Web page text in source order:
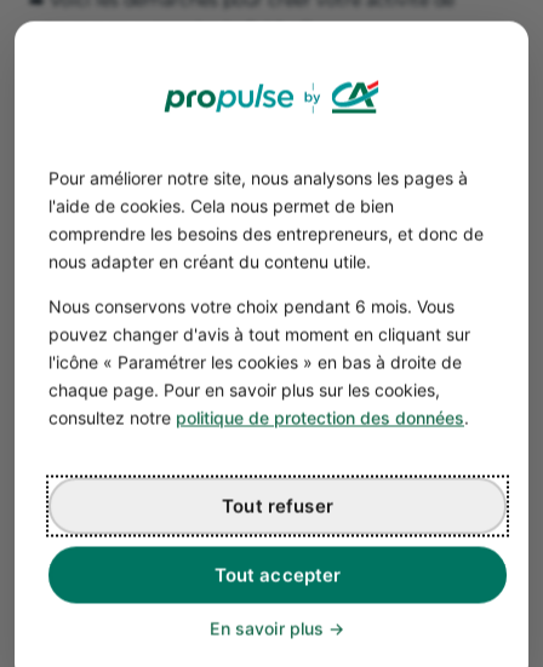
Pour améliorer notre site, nous analysons les pages à
l'aide de cookies. Cela nous permet de bien
comprendre les besoins des entrepreneurs, et donc de
nous adapter en créant du contenu utile.
Nous conservons votre choix pendant 6 mois. Vous
pouvez changer d'avis à tout moment en cliquant sur
l'icône « Paramétrer les cookies » en bas à droite de
chaque page. Pour en savoir plus sur les cookies,
consultez notre politique de protection des données.
Tout accepter
Tout refuser
En savoir plus
tatoueur en entreprise individuelle :
pièces justificatives : identité, domicile, bail d’un local
obligatoire, mais fortement conseillé).
➡️ Pour ouvrir un salon de tattoo en société
Choisir le statut juridique et la
raison sociale
ou avec un avocat ;
Déposer votrecapital socialsur uncompte
professionnelen ligne ;
Déclarer lesbénéficiaires effectifs(DBE) ;
Publier un avis de constitution au Journal d’annonces
Immatriculer la société sur leguichet unique;
Obtenir les registres obligatoires (comptable, registre
unique, etc.).